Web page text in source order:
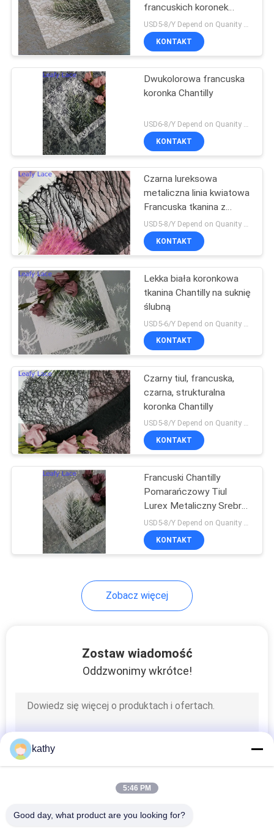
SITEMAP
POLITYKA
PRYWATNOŚCI
francuskich koronek
Chantilly
USD5-8/Y Depend on Quanity MOQ:10 jardów
KONTAKT
Dwukolorowa francuska
koronka Chantilly
KONTAKT
Czarna lureksowa
metaliczna linia kwiatowa
Francuska tkanina z
koronki Chantilly
KONTAKT
Lekka biała koronkowa
tkanina Chantilly na suknię
ślubną
KONTAKT
Czarny tiul, francuska,
czarna, strukturalna
koronka Chantilly
USD5-8/Y Depend on Quanity MOQ:10 jardów
KONTAKT
Francuski Chantilly
Pomarańczowy Tiul
Lurex Metaliczny Srebrny
Koronkowy Tkanina
USD5-8/Y Depend on Quanity MOQ:10 jardów
KONTAKT
Zobacz więcej
Zostaw wiadomość
Oddzwonimy wkrótce!
kathy
5:46 PM
Good day, what product are you looking for?